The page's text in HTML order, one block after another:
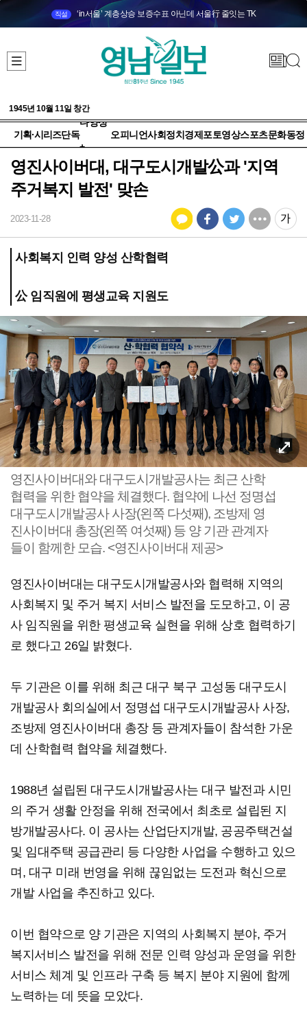
직설 ‘in서울’ 계층상승 보증수표 아닌데 서울行 줄잇는 TK
1945년 10월 11일 창간
기획·시리즈단독
다양성
+
오피니언사회정치 경제 포토영상스포츠문화동정
영진사이버대, 대구도시개발公과 '지역
주거복지 발전' 맞손
2023-11-28
사회복지 인력 양성 산학협력
公 임직원에 평생교육 지원도
영진사이버대와 대구도시개발공사는 최근 산학
협력을 위한 협약을 체결했다. 협약에 나선 정명섭
대구도시개발공사 사장(왼쪽 다섯째), 조방제 영
진사이버대 총장(왼쪽 여섯째) 등 양 기관 관계자
들이 함께한 모습. <영진사이버대 제공>
영진사이버대는 대구도시개발공사와 협력해 지역의
사회복지 및 주거 복지 서비스 발전을 도모하고, 이 공
사 임직원을 위한 평생교육 실현을 위해 상호 협력하기
로 했다고 26일 밝혔다.
두 기관은 이를 위해 최근 대구 북구 고성동 대구도시
개발공사 회의실에서 정명섭 대구도시개발공사 사장,
조방제 영진사이버대 총장 등 관계자들이 참석한 가운
데 산학협력 협약을 체결했다.
1988년 설립된 대구도시개발공사는 대구 발전과 시민
의 주거 생활 안정을 위해 전국에서 최초로 설립된 지
방개발공사다. 이 공사는 산업단지개발, 공공주택건설
및 임대주택 공급관리 등 다양한 사업을 수행하고 있으
며, 대구 미래 번영을 위해 끊임없는 도전과 혁신으로
개발 사업을 추진하고 있다.
이번 협약으로 양 기관은 지역의 사회복지 분야, 주거
복지서비스 발전을 위해 전문 인력 양성과 운영을 위한
서비스 체계 및 인프라 구축 등 복지 분야 지원에 함께
노력하는 데 뜻을 모았다.